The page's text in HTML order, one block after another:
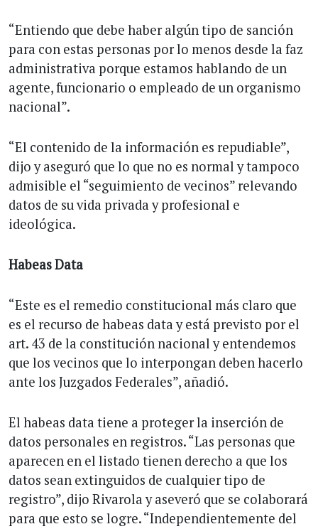
“Entiendo que debe haber algún tipo de sanción
para con estas personas por lo menos desde la faz
administrativa porque estamos hablando de un
agente, funcionario o empleado de un organismo
nacional”.
“El contenido de la información es repudiable”,
dijo y aseguró que lo que no es normal y tampoco
admisible el “seguimiento de vecinos” relevando
datos de su vida privada y profesional e
ideológica.
Habeas Data
“Este es el remedio constitucional más claro que
es el recurso de habeas data y está previsto por el
art. 43 de la constitución nacional y entendemos
que los vecinos que lo interpongan deben hacerlo
ante los Juzgados Federales”, añadió.
El habeas data tiene a proteger la inserción de
datos personales en registros. “Las personas que
aparecen en el listado tienen derecho a que los
datos sean extinguidos de cualquier tipo de
registro”, dijo Rivarola y aseveró que se colaborará
para que esto se logre. “Independientemente del